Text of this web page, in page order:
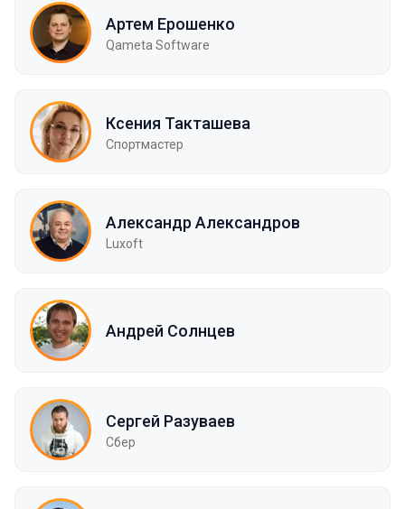
Артем Ерошенко
Qameta Software
Ксения Такташева
Спортмастер
Александр Александров
Luxoft
Андрей Солнцев
Сергей Разуваев
Сбер